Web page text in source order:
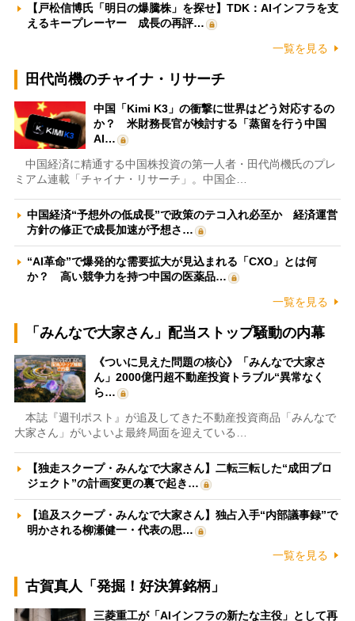
【戸松信博氏「明日の爆騰株」を探せ】TDK：AIインフラを支
えるキープレーヤー 成長の再評…
一覧を見る
田代尚機のチャイナ・リサーチ
中国「Kimi K3」の衝撃に世界はどう対応するの
か？ 米財務長官が検討する「蒸留を行う中国
AI…
中国経済に精通する中国株投資の第一人者・田代尚機氏のプレ
ミアム連載「チャイナ・リサーチ」。中国企…
中国経済“予想外の低成長”で政策のテコ入れ必至か 経済運営
方針の修正で成長加速が予想さ…
“AI革命”で爆発的な需要拡大が見込まれる「CXO」とは何
か？ 高い競争力を持つ中国の医薬品…
一覧を見る
「みんなで大家さん」配当ストップ騒動の内幕
《ついに見えた問題の核心》「みんなで大家さ
ん」2000億円超不動産投資トラブル“異常なく
ら…
本誌『週刊ポスト』が追及してきた不動産投資商品「みんなで
大家さん」がいよいよ最終局面を迎えている…
【独走スクープ・みんなで大家さん】二転三転した“成田プロ
ジェクト”の計画変更の裏で起き…
【追及スクープ・みんなで大家さん】独占入手“内部議事録”で
明かされる柳瀬健一・代表の思…
一覧を見る
古賀真人「発掘！好決算銘柄」
三菱重工が「AIインフラの新たな主役」として再